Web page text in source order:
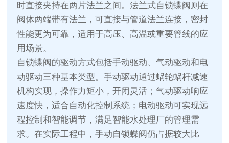
时直接夹持在两片法兰之间。法兰式自锁蝶阀则在
阀体两端带有法兰，可直接与管道法兰连接，密封
性能更为可靠，适用于高压、高温或重要管线的应
用场景。
自锁蝶阀的驱动方式包括手动驱动、气动驱动和电
动驱动三种基本类型。手动驱动通过蜗轮蜗杆减速
机构实现，操作力矩小，开闭灵活；气动驱动响应
速度快，适合自动化控制系统；电动驱动可实现远
程控制和智能调节，满足智能水处理厂的管理需
求。在实际工程中，手动自锁蝶阀仍占据较大比